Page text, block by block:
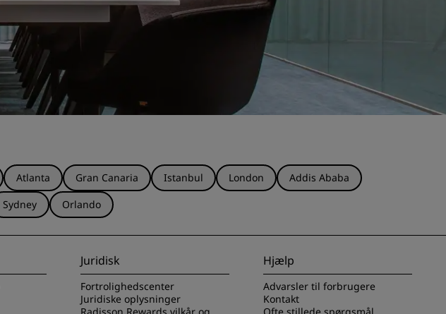
Atlanta Gran Canaria Istanbul London
Addis Ababa
Sydney Orlando
Juridisk
Fortrolighedscenter
Juridiske oplysninger
Hjælp
Advarsler til forbrugere
Kontakt